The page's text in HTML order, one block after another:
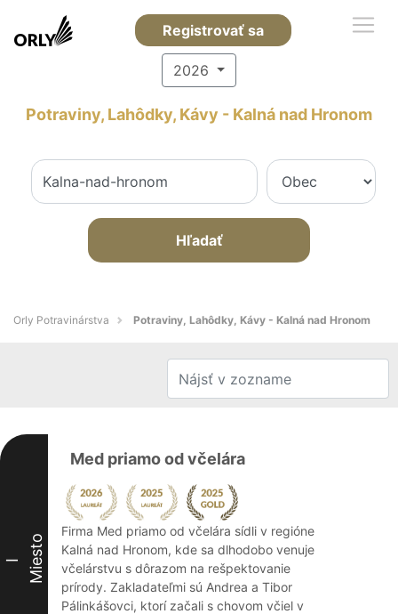
Registrovať sa
2026
Potraviny, Lahôdky, Kávy - Kalná nad Hronom
Hľadať
Orly Potravinárstva Potraviny, Lahôdky, Kávy - Kalná nad Hronom
I Miesto
Med priamo od včelára
Firma Med priamo od včelára sídli v regióne
Kalná nad Hronom, kde sa dlhodobo venuje
včelárstvu s dôrazom na rešpektovanie
prírody. Zakladateľmi sú Andrea a Tibor
Pálinkášovci, ktorí začali s chovom včiel v